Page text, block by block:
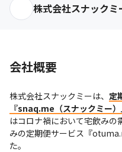
株式会社スナックミ
会社概要
株式会社スナックミーは、 定
『snaq.me（スナックミー
はコロナ禍において宅飲みの
みの定期便サービス『
た。